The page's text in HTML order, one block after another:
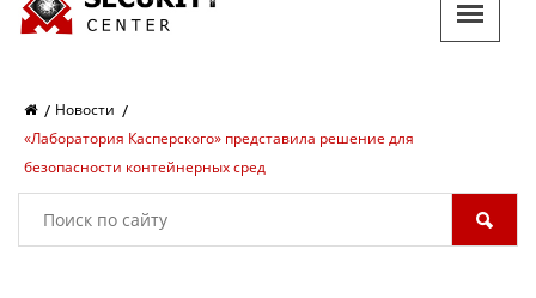
Новости
«Лаборатория Касперского» представила решение для
безопасности контейнерных сред